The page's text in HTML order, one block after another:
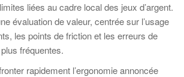
liées au cadre local des jeux d’argent.
évaluation de valeur, centrée sur l’usage
les points de friction et les erreurs de
fréquentes.
rapidement l’ergonomie annoncée